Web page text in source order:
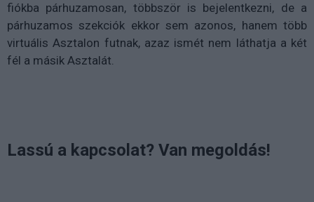
fiókba párhuzamosan, többször is bejelentkezni, de a
párhuzamos szekciók ekkor sem azonos, hanem több
virtuális Asztalon futnak, azaz ismét nem láthatja a két
fél a másik Asztalát.
Lassú a kapcsolat? Van megoldás!